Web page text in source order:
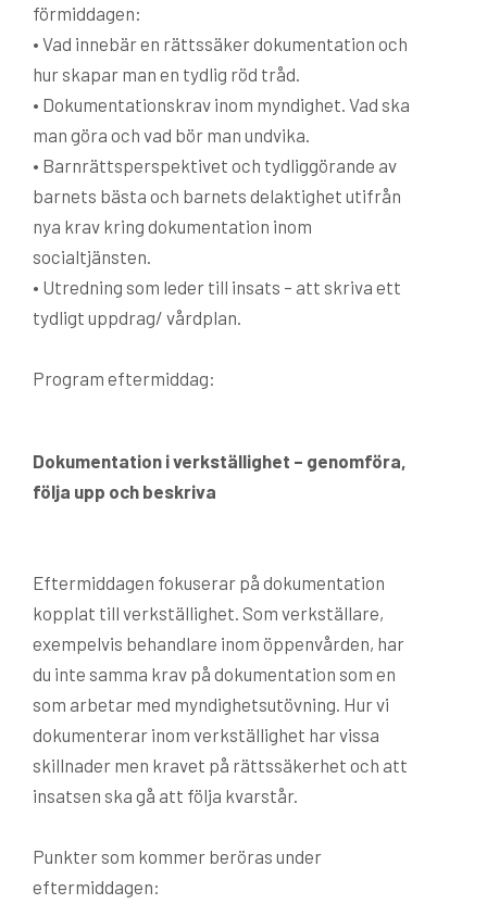
förmiddagen:
• Vad innebär en rättssäker dokumentation och
hur skapar man en tydlig röd tråd.
• Dokumentationskrav inom myndighet. Vad ska
man göra och vad bör man undvika.
• Barnrättsperspektivet och tydliggörande av
barnets bästa och barnets delaktighet utifrån
nya krav kring dokumentation inom
socialtjänsten.
• Utredning som leder till insats – att skriva ett
tydligt uppdrag/ vårdplan.
Program eftermiddag:
Dokumentation i verks­tällighet – genomföra,
följa upp och beskriva
Eftermiddagen fokuserar på dokumentation
kopplat till verkställighet. Som verk­ställare,
exempelvis behandlare inom öppenvården, har
du inte samma krav på dokumentation som en
som arbetar med myndighetsutövning. Hur vi
dokumenterar inom verkställighet har vissa
skillnader men kravet på rättssäkerhet och att
insatsen ska gå att följa kvarstår.
Punkter som kommer beröras under
eftermiddagen: